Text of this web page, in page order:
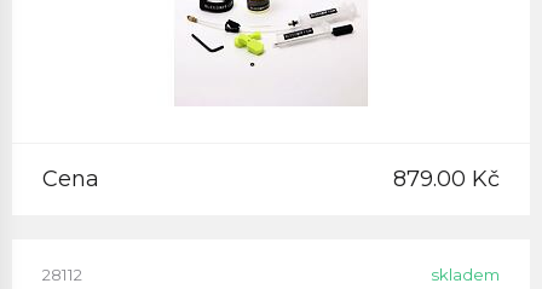
Cena 879.00 Kč
28112 skladem